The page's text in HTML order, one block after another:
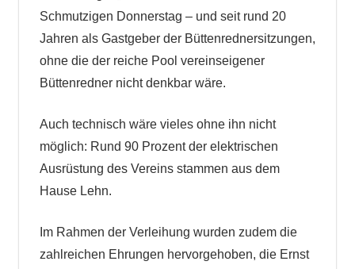
Schmutzigen Donnerstag – und seit rund 20
Jahren als Gastgeber der Büttenrednersitzungen,
ohne die der reiche Pool vereinseigener
Büttenredner nicht denkbar wäre.
Auch technisch wäre vieles ohne ihn nicht
möglich: Rund 90 Prozent der elektrischen
Ausrüstung des Vereins stammen aus dem
Hause Lehn.
Im Rahmen der Verleihung wurden zudem die
zahlreichen Ehrungen hervorgehoben, die Ernst